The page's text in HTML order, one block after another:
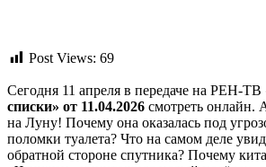
Post Views: 69
Сегодня 11 апреля в передаче на РЕН-ТВ
списки» от 11.04.2026 смотреть онлайн.
на Луну! Почему она оказалась под
поломки туалета? Что на самом деле
обратной стороне спутника? Почему